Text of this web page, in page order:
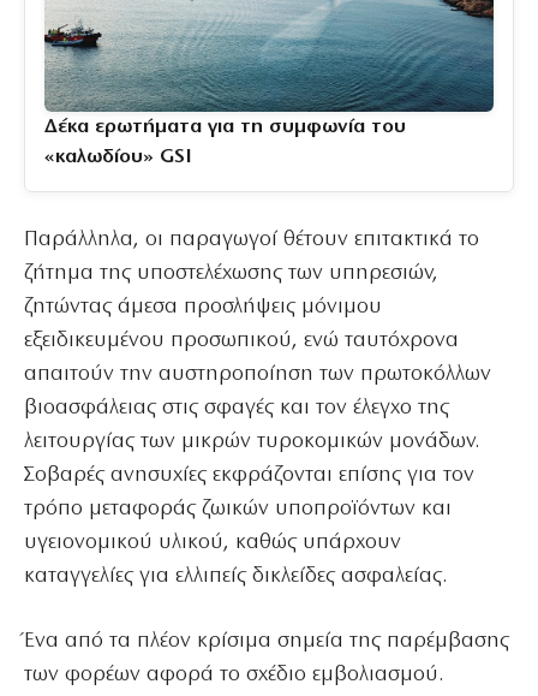
Δέκα ερωτήματα για τη συμφωνία του
«καλωδίου» GSI
Παράλληλα, οι παραγωγοί θέτουν επιτακτικά το
ζήτημα της υποστελέχωσης των υπηρεσιών,
ζητώντας άμεσα προσλήψεις μόνιμου
εξειδικευμένου προσωπικού, ενώ ταυτόχρονα
απαιτούν την αυστηροποίηση των πρωτοκόλλων
βιοασφάλειας στις σφαγές και τον έλεγχο της
λειτουργίας των μικρών τυροκομικών μονάδων.
Σοβαρές ανησυχίες εκφράζονται επίσης για τον
τρόπο μεταφοράς ζωικών υποπροϊόντων και
υγειονομικού υλικού, καθώς υπάρχουν
καταγγελίες για ελλιπείς δικλείδες ασφαλείας.
Ένα από τα πλέον κρίσιμα σημεία της παρέμβασης
των φορέων αφορά το σχέδιο εμβολιασμού.